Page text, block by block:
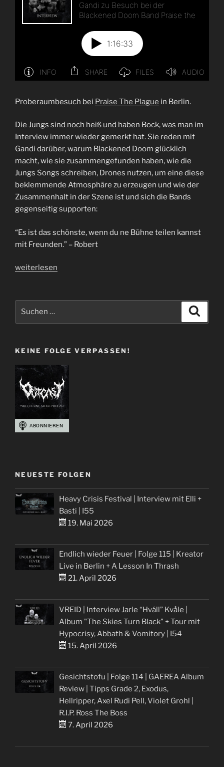
Proberaumbesuch bei Praise The Plague in Berlin.
Die Jungs sind noch heiß und haben Bock, was man im
Interview immer wieder gemerkt hat. Sie reden mit
Gandi darüber, warum Blackened Doom glücklich
macht, wie sie zusammengefunden haben, wie die
Jungs Songs schreiben, Drones nutzen, um eine diese
beklemmende Atmosphäre zu erzeugen und wie der
Zusammenhalt in der Szene ist und sich die Bands
gegenseitig supporten:
“Es ist das schönste, wenn du ne Bühne teilen kannst
mit Freunden.” – Robert
„Interview
Plague“
weiterlesen
KEINE FOLGE VERPASSEN!
NEUESTE FOLGEN
Heavy Crisis Festival | Interview mit Elli +
Basti | I55
19. Mai 2026
Endlich wieder Feuer | Folge 115 | Kreator
Live in Berlin + A Lesson In Thrash
21. April 2026
VREID | Interview Jarle “Hváll” Kvåle |
Album "The Skies Turn Black" + Tour mit
Hypocrisy, Abbath & Vomitory | I54
15. April 2026
Gesichtstofu | Folge 114 | GAEREA Album
Review | Tipps Grade 2, Exodus,
Hellripper, Axel Rudi Pell, Violet Grohl |
R.I.P. Ross The Boss
7. April 2026